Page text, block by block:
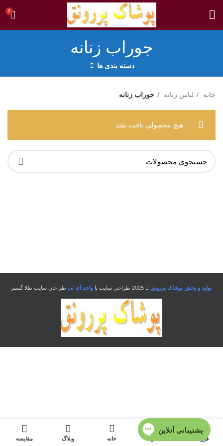
0
جوراب زنانه
دسته بندی ها
خانه لباس زنانه جوراب زنانه
هیچ محصولی یافت نشد.
تولید و پخش پوشاک پررونق واحد آی تی طراحان سایت طلا گستر
فروشگاه خانه وبلاگ مقایسه